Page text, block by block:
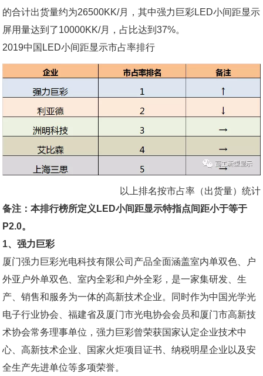
的合计出货量约为26500KK/月，其中强力巨彩LED小间距显示
屏用量达到了10000KK/月，占比达到37%。
2019中国LED小间距显示市占率排行
以上排名按市占率（出货量）统计
备注：本排行榜所定义LED小间距显示特指点间距小于等于
P2.0。
1、强力巨彩
厦门强力巨彩光电科技有限公司产品全面涵盖室内单双色、户
外亚户外单双色、室内全彩和户外全彩，是一家集研发、生
产、销售和服务为一体的高新技术企业。同时作为中国光学光
电子行业协会、福建省及厦门市光电协会会员和厦门市高新技
术协会常务理事单位，强力巨彩曾荣获国家认定企业技术中
心、高新技术企业、国家火炬项目证书、纳税明星企业以及安
全生产先进单位等多项荣誉。